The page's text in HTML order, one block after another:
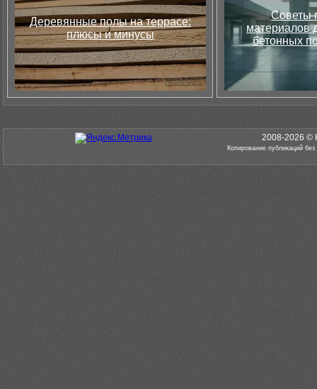
Деревянные полы на террасе:
плюсы и минусы
Советы
материалов
бетонных
2008-2026 ©
Копирование публикаций